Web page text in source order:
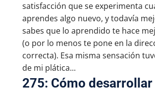
satisfacción que se experimenta
aprendes algo nuevo, y todavía
sabes que lo aprendido te hace
(o por lo menos te pone en la
correcta). Esa misma sensación
de mi plática...
275: Cómo desarrollar